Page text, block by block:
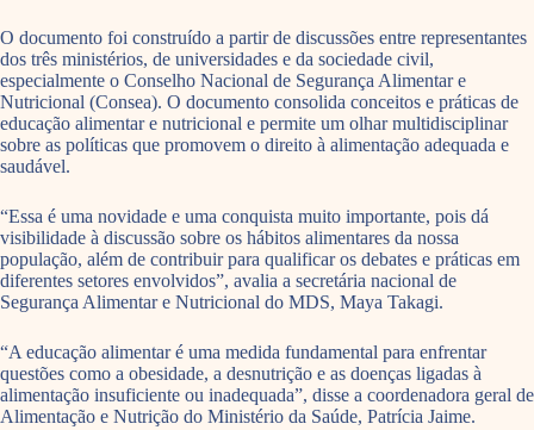
O documento foi construído a partir de discussões entre representantes
dos três ministérios, de universidades e da sociedade civil,
especialmente o Conselho Nacional de Segurança Alimentar e
Nutricional (Consea). O documento consolida conceitos e práticas de
educação alimentar e nutricional e permite um olhar multidisciplinar
sobre as políticas que promovem o direito à alimentação adequada e
saudável.
“Essa é uma novidade e uma conquista muito importante, pois dá
visibilidade à discussão sobre os hábitos alimentares da nossa
população, além de contribuir para qualificar os debates e práticas em
diferentes setores envolvidos”, avalia a secretária nacional de
Segurança Alimentar e Nutricional do MDS, Maya Takagi.
“A educação alimentar é uma medida fundamental para enfrentar
questões como a obesidade, a desnutrição e as doenças ligadas à
alimentação insuficiente ou inadequada”, disse a coordenadora geral de
Alimentação e Nutrição do Ministério da Saúde, Patrícia Jaime.